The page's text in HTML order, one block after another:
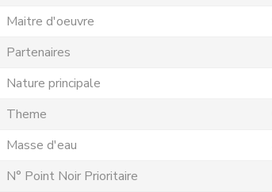
Maitre d'oeuvre
Partenaires
Nature principale
Theme
Masse d'eau
N° Point Noir Prioritaire